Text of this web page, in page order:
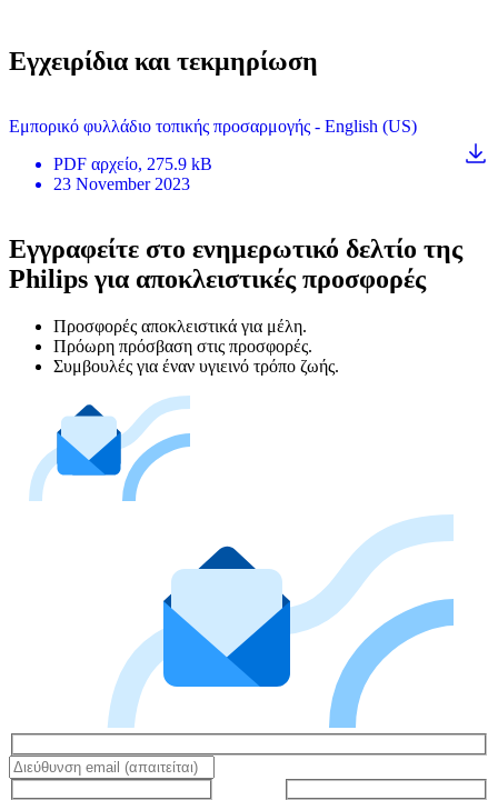
Εγχειρίδια και τεκμηρίωση
Εμπορικό φυλλάδιο τοπικής προσαρμογής - English (US)
PDF αρχείο, 275.9 kB
23 November 2023
Εγγραφείτε στο ενημερωτικό δελτίο της
Philips για αποκλειστικές προσφορές
Προσφορές αποκλειστικά για μέλη.
Πρόωρη πρόσβαση στις προσφορές.
Συμβουλές για έναν υγιεινό τρόπο ζωής.